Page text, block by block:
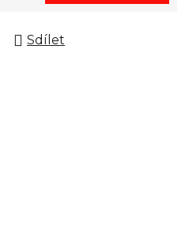
Sdílet